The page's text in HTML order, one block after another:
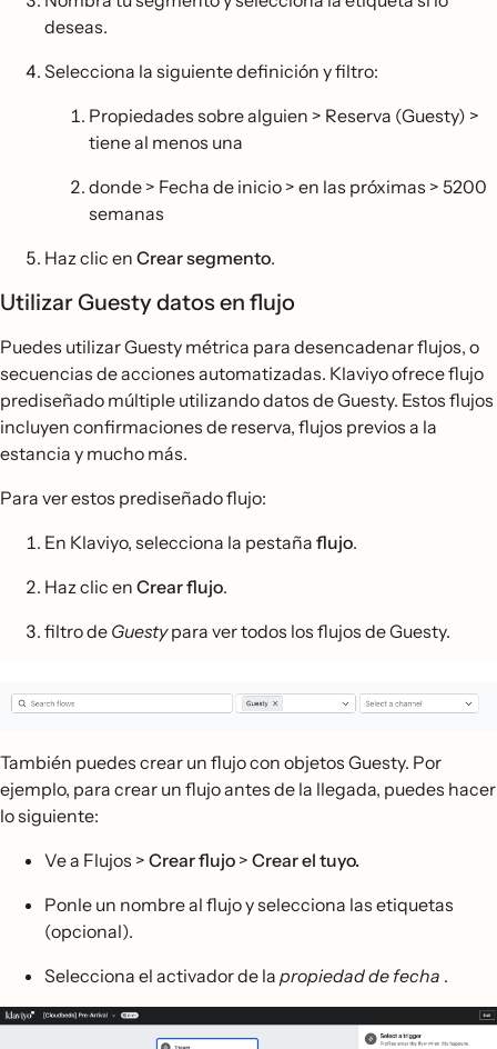
deseas.
Selecciona la siguiente definición y filtro:
Propiedades sobre alguien > Reserva (Guesty) >
tiene al menos una
donde > Fecha de inicio > en las próximas > 5200
semanas
Haz clic en Crear segmento.
Utilizar Guesty datos en flujo
Puedes utilizar Guesty métrica para desencadenar flujos, o
secuencias de acciones automatizadas. Klaviyo ofrece flujo
prediseñado múltiple utilizando datos de Guesty. Estos flujos
incluyen confirmaciones de reserva, flujos previos a la
estancia y mucho más.
Para ver estos prediseñado flujo:
En Klaviyo, selecciona la pestaña flujo.
Haz clic en Crear flujo.
filtro de Guestypara ver todos los flujos de Guesty.
También puedes crear un flujo con objetos Guesty. Por
ejemplo, para crear un flujo antes de la llegada, puedes hacer
lo siguiente:
Ve a Flujos > Crear flujo > Crear el tuyo.
Ponle un nombre al flujo y selecciona las etiquetas
(opcional).
Selecciona el activador de la propiedad de fecha .